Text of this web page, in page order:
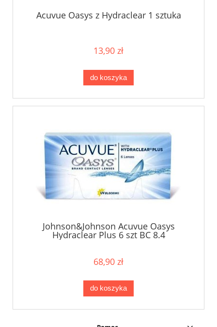
Acuvue Oasys z Hydraclear 1 sztuka
13,90 zł
do koszyka
Johnson&Johnson Acuvue Oasys
Hydraclear Plus 6 szt BC 8.4
68,90 zł
do koszyka